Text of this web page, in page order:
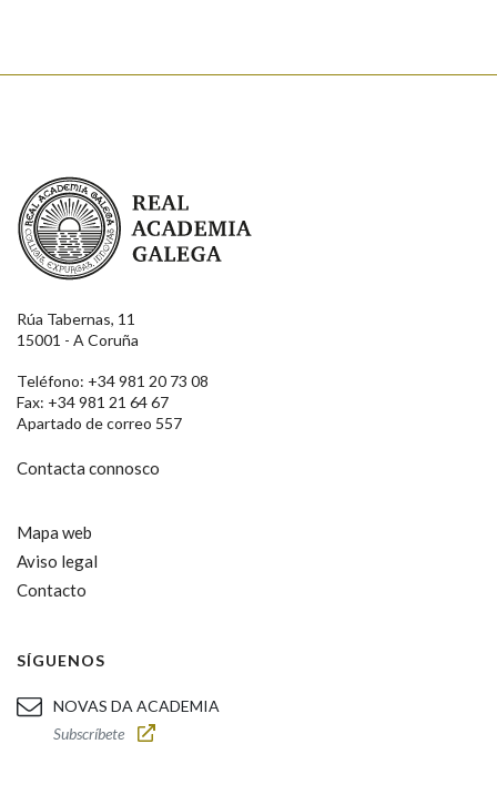
Real Academia Galega
Rúa Tabernas, 11
15001 - A Coruña
Teléfono: +34 981 20 73 08
Fax: +34 981 21 64 67
Apartado de correo 557
Contacta connosco
Mapa web
Aviso legal
Contacto
SÍGUENOS
NOVAS DA ACADEMIA
Subscríbete